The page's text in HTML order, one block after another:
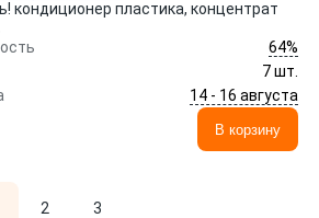
кондиционер пластика, концентрат
64%
7 шт.
14 - 16 августа
В корзину
2 3